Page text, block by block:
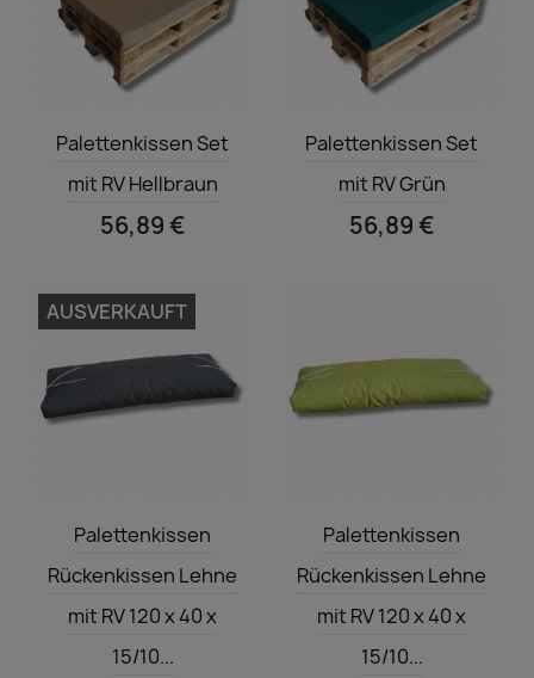
 Vorschau
Palettenkissen Set
mit RV Hellbraun
56,89 €
 Vorschau
Palettenkissen Set
mit RV Grün
56,89 €

Palettenkissen
Rückenkissen Lehne
mit RV 120 x 40 x
15/10...
AUSVERKAUFT

Palettenkissen
Rückenkissen Lehne
mit RV 120 x 40 x
15/10...